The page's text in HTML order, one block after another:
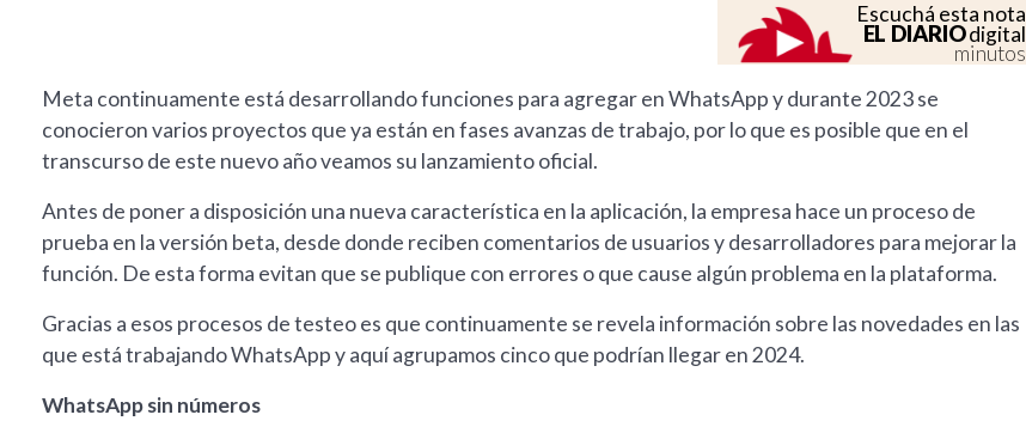
Escuchá esta nota
EL DIARIOdigital
minutos
Meta continuamente está desarrollando funciones para agregar en WhatsApp y durante 2023 se
conocieron varios proyectos que ya están en fases avanzas de trabajo, por lo que es posible que en el
transcurso de este nuevo año veamos su lanzamiento oficial.
Antes de poner a disposición una nueva característica en la aplicación, la empresa hace un proceso de
prueba en la versión beta, desde donde reciben comentarios de usuarios y desarrolladores para mejorar la
función. De esta forma evitan que se publique con errores o que cause algún problema en la plataforma.
Gracias a esos procesos de testeo es que continuamente se revela información sobre las novedades en las
que está trabajando WhatsApp y aquí agrupamos cinco que podrían llegar en 2024.
WhatsApp sin números